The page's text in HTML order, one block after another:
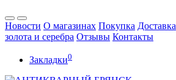
Новости О магазинах Покупка Доставка
золота и серебра Отзывы Контакты
Закладки0